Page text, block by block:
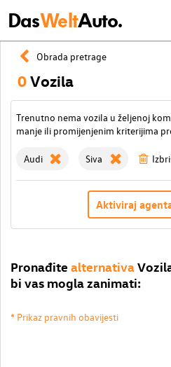
DasWeltAuto.
Obrada pretrage
0Vozila
Trenutno nema vozila u željenoj
manje ili promijenjenim kriterijima
Audi Siva
Aktiviraj
Pronađite alternativa
bi vas mogla zanimati:
* Prikaz pravnih obavijesti